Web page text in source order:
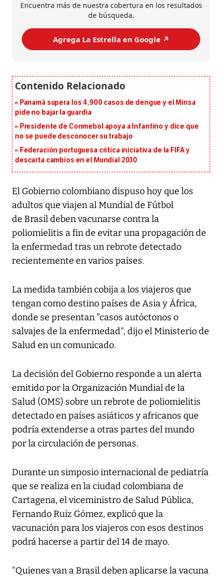
Encuentra más de nuestra cobertura en los resultados
de búsqueda.
Agrega La Estrella en Google ↗️
Panamá supera los 4,900 casos de dengue y el Minsa
pide no bajar la guardia
Presidente de Conmebol apoya a Infantino y dice que
no se puede desconocer su trabajo
Federación portuguesa critica iniciativa de la FIFA y
descarta cambios en el Mundial 2030
El Gobierno colombiano dispuso hoy que los
adultos que viajen al Mundial de Fútbol
de Brasil deben vacunarse contra la
poliomielitis a fin de evitar una propagación de
la enfermedad tras un rebrote detectado
recientemente en varios países.
La medida también cobija a los viajeros que
tengan como destino países de Asia y África,
donde se presentan "casos autóctonos o
salvajes de la enfermedad", dijo el Ministerio de
Salud en un comunicado.
La decisión del Gobierno responde a un alerta
emitido por la Organización Mundial de la
Salud (OMS) sobre un rebrote de poliomielitis
detectado en países asiáticos y africanos que
podría extenderse a otras partes del mundo
por la circulación de personas.
Durante un simposio internacional de pediatría
que se realiza en la ciudad colombiana de
Cartagena, el viceministro de Salud Pública,
Fernando Ruiz Gómez, explicó que la
vacunación para los viajeros con esos destinos
podrá hacerse a partir del 14 de mayo.
"Quienes van a Brasil deben aplicarse la vacuna